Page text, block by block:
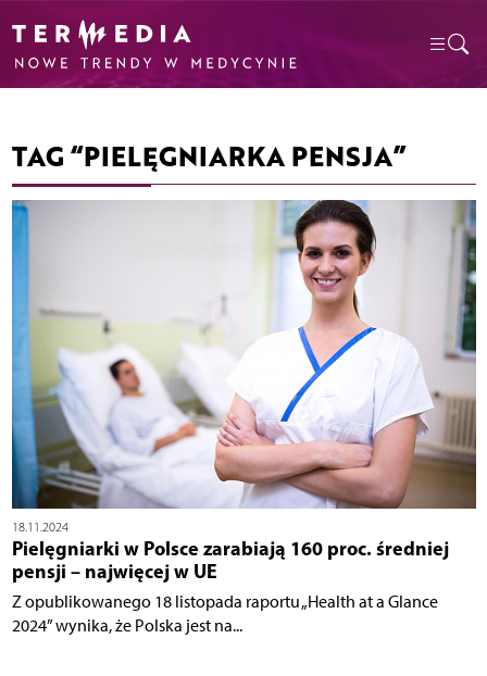
TAG “PIELĘGNIARKA PENSJA”
18.11.2024
Pielęgniarki w Polsce zarabiają 160 proc. średniej
pensji – najwięcej w UE
Z opublikowanego 18 listopada raportu „Health at a Glance
2024” wynika, że Polska jest na...